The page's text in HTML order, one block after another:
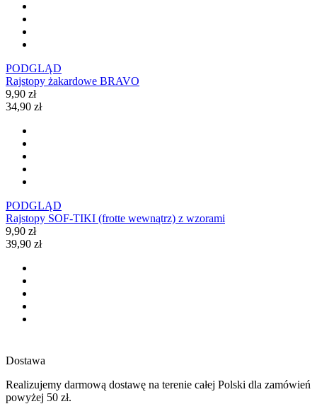
PODGLĄD
Rajstopy żakardowe BRAVO
9,90 zł
34,90 zł
PODGLĄD
Rajstopy SOF-TIKI (frotte wewnątrz) z wzorami
9,90 zł
39,90 zł
Dostawa
Realizujemy darmową dostawę na terenie całej Polski dla zamówień
powyżej 50 zł.